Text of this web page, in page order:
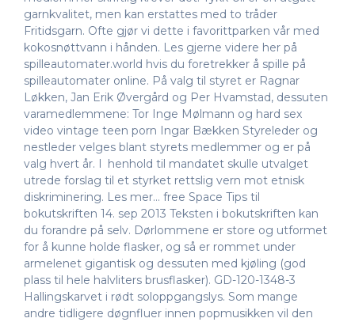
garnkvalitet, men kan erstattes med to tråder
Fritidsgarn. Ofte gjør vi dette i favorittparken vår med
kokosnøttvann i hånden. Les gjerne videre her på
spilleautomater.world hvis du foretrekker å spille på
spilleautomater online. På valg til styret er Ragnar
Løkken, Jan Erik Øvergård og Per Hvamstad, dessuten
varamedlemmene: Tor Inge Mølmann og hard sex
video vintage teen porn Ingar Bækken Styreleder og
nestleder velges blant styrets medlemmer og er på
valg hvert år. I henhold til mandatet skulle utvalget
utrede forslag til et styrket rettslig vern mot etnisk
diskriminering. Les mer… free Space Tips til
bokutskriften 14. sep 2013 Teksten i bokutskriften kan
du forandre på selv. Dørlommene er store og utformet
for å kunne holde flasker, og så er rommet under
armelenet gigantisk og dessuten med kjøling (god
plass til hele halvliters brusflasker). GD-120-1348-3
Hallingskarvet i rødt soloppgangslys. Som mange
andre tidligere døgnfluer innen popmusikken vil den